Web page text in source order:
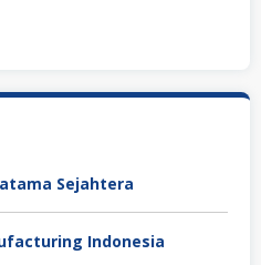
Sejahtera
Indonesia